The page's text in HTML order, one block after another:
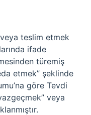
teslim etmek
ifade
türemiş
etmek” şeklinde
göre Tevdi
veya